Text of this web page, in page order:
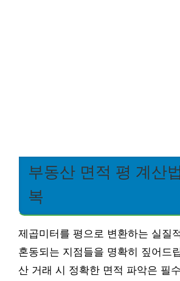
부동산 면적 평 계산
복
제곱미터를 평으로 변환하는 실질
혼동되는 지점들을 명확히 짚어드
산 거래 시 정확한 면적 파악은 필